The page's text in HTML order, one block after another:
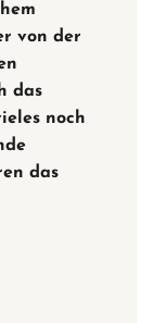
von der
das
noch
das